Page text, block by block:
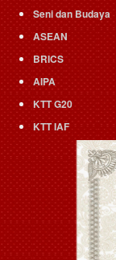
Seni dan Budaya
ASEAN
BRICS
AIPA
KTT G20
KTT IAF